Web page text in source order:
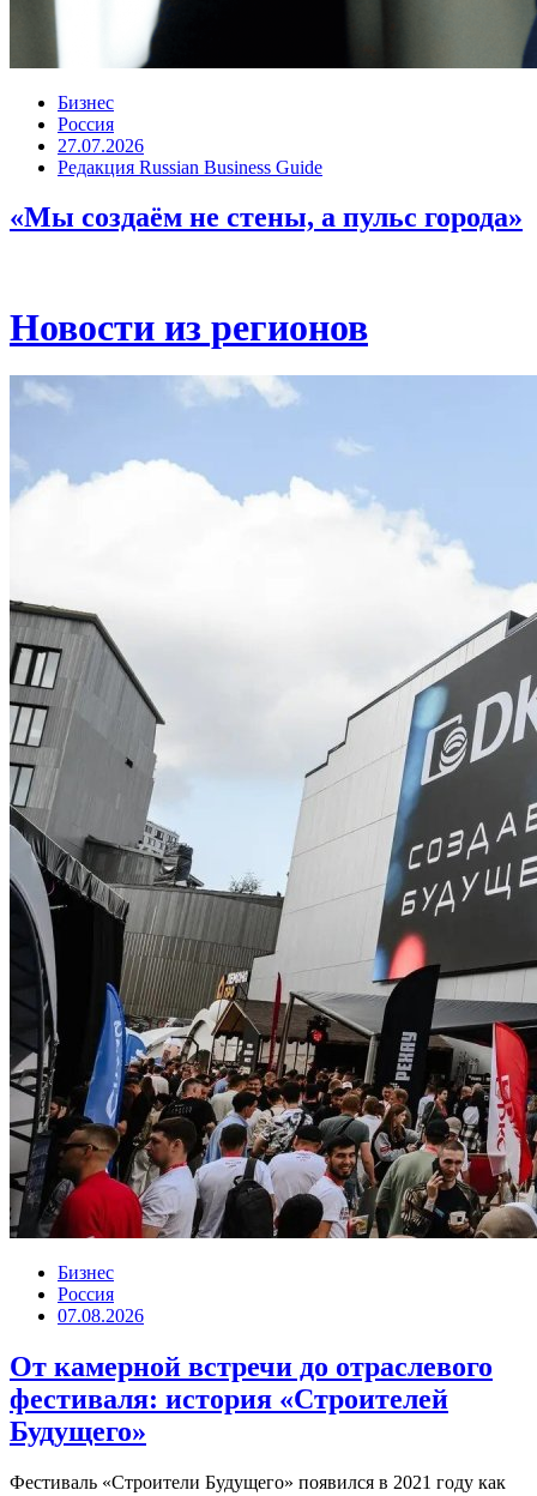
Бизнес
Россия
27.07.2026
Редакция Russian Business Guide
«Мы создаём не стены, а пульс города»
Новости из регионов
Бизнес
Россия
07.08.2026
От камерной встречи до отраслевого
фестиваля: история «Строителей
Будущего»
Фестиваль «Строители Будущего» появился в 2021 году как